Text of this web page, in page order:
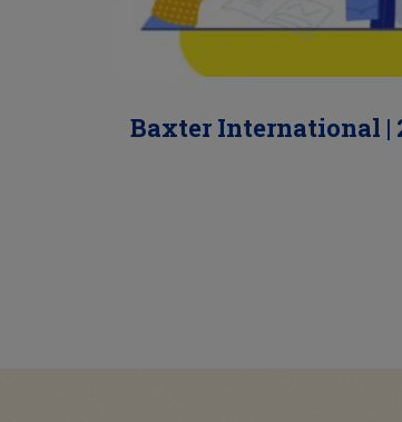
Baxter International |